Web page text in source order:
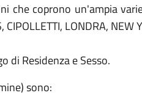
che coprono un'ampia
LONDRA, NEW
di Residenza e Sesso.
sono: